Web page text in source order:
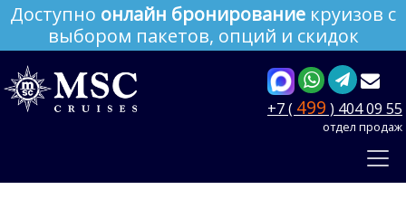
Доступно онлайн бронирование круизов с
выбором пакетов, опций и скидок
+7 ( 499 ) 404 09 55
отдел продаж